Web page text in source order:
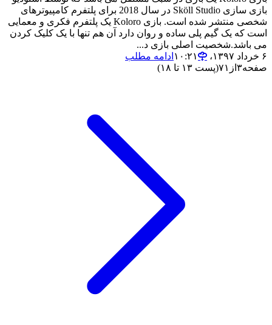
بازی سازی Sköll Studio در سال 2018 برای پلتفرم کامپیوترهای
شخصی منتشر شده است. بازی Koloro یک پلتفرم فکری و معمایی
است که یک گیم پلی ساده و روان دارد آن هم تنها با یک کلیک کردن
می باشد.شخصیت اصلی بازی د...
۶ خرداد ۱۳۹۷،‏ ۱۰:۲۱
ادامه مطلب
صفحه۳ از ۷۱(پست ۱۳ تا ۱۸)